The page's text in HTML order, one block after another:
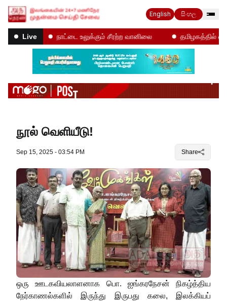
English සිංහල
Live நாட்டை உலுக்கும் சீரற்ற வானிலை தமிழகத்தில் என்ன
நூல் வெளியீடு!
Sep 15, 2025 - 03:54 PM Share
ஒரு ஊடகவியலாளனாக பொ. ஐங்கரநேசன் நிகழ்த்திய
நேர்காணல்களில் இருந்து இருபது கலை, இலக்கியப்